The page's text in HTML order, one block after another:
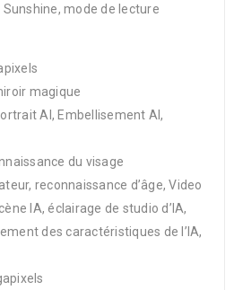
Sunshine, mode de lecture
magique
AI, Embellisement AI,
du visage
reconnaissance d’âge, Video
IA, éclairage de studio d’IA,
des caractéristiques de l’IA,